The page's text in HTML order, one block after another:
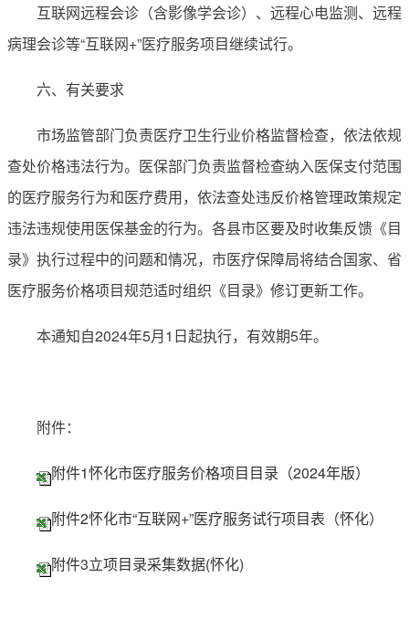
互联网远程会诊（含影像学会诊）、远程心电监测、远程
病理会诊等“互联网+”医疗服务项目继续试行。
六、有关要求
市场监管部门负责医疗卫生行业价格监督检查，依法依规
查处价格违法行为。医保部门负责监督检查纳入医保支付范围
的医疗服务行为和医疗费用，依法查处违反价格管理政策规定
违法违规使用医保基金的行为。各县市区要及时收集反馈《目
录》执行过程中的问题和情况，市医疗保障局将结合国家、省
医疗服务价格项目规范适时组织《目录》修订更新工作。
本通知自2024年5月1日起执行，有效期5年。
附件：
附件1怀化市医疗服务价格项目目录（2024年版）
附件2怀化市“互联网+”医疗服务试行项目表（怀化）
附件3立项目录采集数据(怀化)